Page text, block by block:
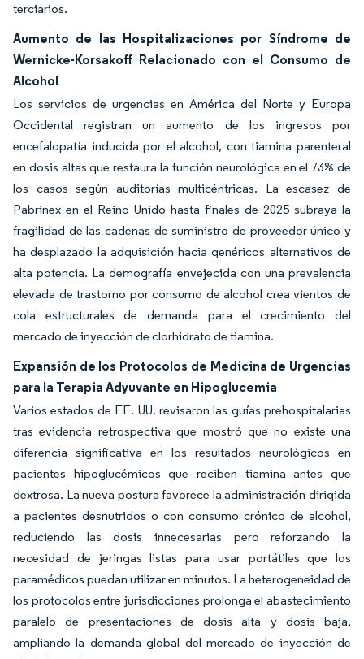
terciarios.
Aumento de las Hospitalizaciones por Síndrome de
Wernicke-Korsakoff Relacionado con el Consumo de
Alcohol
Los servicios de urgencias en América del Norte y Europa
Occidental registran un aumento de los ingresos por
encefalopatía inducida por el alcohol, con tiamina parenteral
en dosis altas que restaura la función neurológica en el 73% de
los casos según auditorías multicéntricas. La escasez de
Pabrinex en el Reino Unido hasta finales de 2025 subraya la
fragilidad de las cadenas de suministro de proveedor único y
ha desplazado la adquisición hacia genéricos alternativos de
alta potencia. La demografía envejecida con una prevalencia
elevada de trastorno por consumo de alcohol crea vientos de
cola estructurales de demanda para el crecimiento del
mercado de inyección de clorhidrato de tiamina.
Expansión de los Protocolos de Medicina de Urgencias
para la Terapia Adyuvante en Hipoglucemia
Varios estados de EE. UU. revisaron las guías prehospitalarias
tras evidencia retrospectiva que mostró que no existe una
diferencia significativa en los resultados neurológicos en
pacientes hipoglucémicos que reciben tiamina antes que
dextrosa. La nueva postura favorece la administración dirigida
a pacientes desnutridos o con consumo crónico de alcohol,
reduciendo las dosis innecesarias pero reforzando la
necesidad de jeringas listas para usar portátiles que los
paramédicos puedan utilizar en minutos. La heterogeneidad de
los protocolos entre jurisdicciones prolonga el abastecimiento
paralelo de presentaciones de dosis alta y dosis baja,
ampliando la demanda global del mercado de inyección de